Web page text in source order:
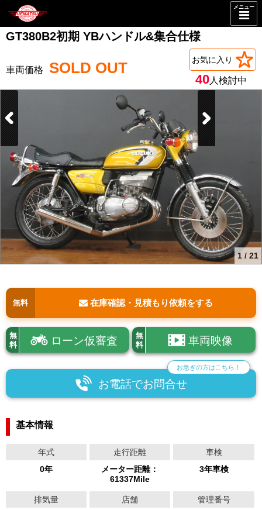
メニュー
GT380B2初期 YBハンドル&集合仕様
SOLD OUT お気に入り
40人検討中
1 / 21
無料 在庫確認・見積もり依頼をする
無
料
ローン仮審査
無
料
車両映像
お電話でお問合せ
お急ぎの方はこちら！
基本情報
年式
0年
走行距離
メーター距離：
61337Mile
車検
3年車検
排気量
店舗
管理番号